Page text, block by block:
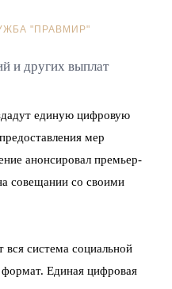
"ПРАВМИР"
и других выплат
единую цифровую
мер
анонсировал премьер-
совещании со своими
вся система социальной
Единая цифровая